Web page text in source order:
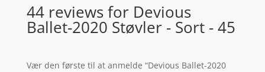
44 reviews for Devious
Ballet-2020 Støvler - Sort - 45
Vær den første til at anmelde “Devious Ballet-2020